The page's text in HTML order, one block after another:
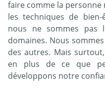
faire comme la personne
les techniques de
nous ne sommes pas
domaines. Nous
des autres. Mais
en plus de ce que
développons notre